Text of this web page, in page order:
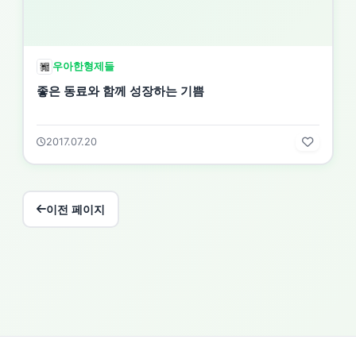
우아한형제들
좋은 동료와 함께 성장하는 기쁨
2017.07.20
이전 페이지